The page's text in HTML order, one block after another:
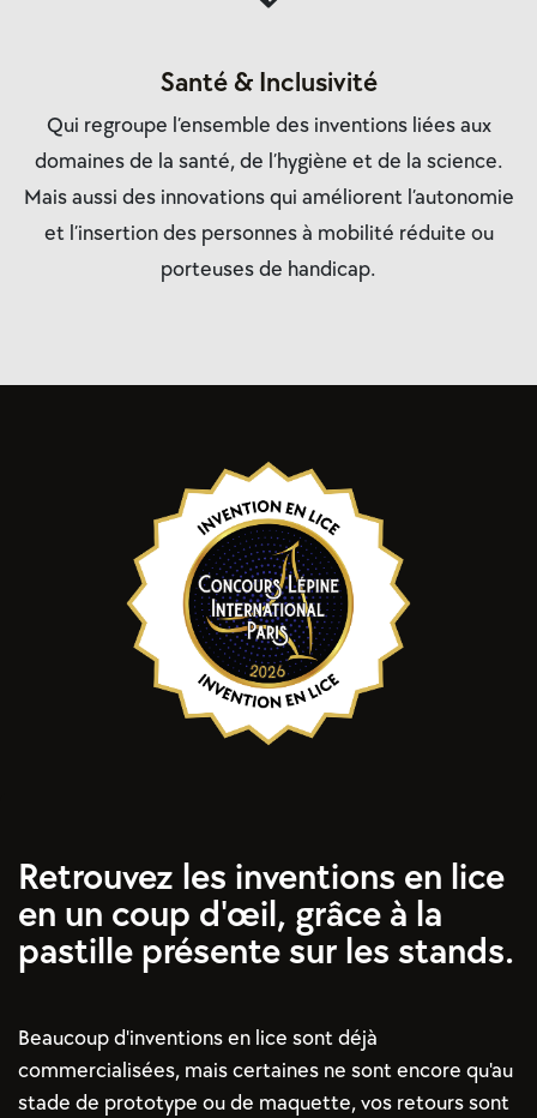
Santé & Inclusivité
Qui regroupe l’ensemble des inventions liées aux
domaines de la santé, de l’hygiène et de la science.
Mais aussi des innovations qui améliorent l’autonomie
et l’insertion des personnes à mobilité réduite ou
porteuses de handicap.
Retrouvez les inventions en lice
en un coup d'œil, grâce à la
pastille présente sur les stands.
Beaucoup d'inventions en lice sont déjà
commercialisées, mais certaines ne sont encore qu'au
stade de prototype ou de maquette, vos retours sont